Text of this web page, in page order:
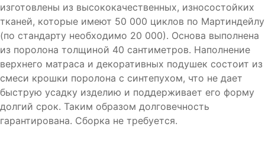
изготовлены из высококачественных, износостойких
тканей, которые имеют 50 000 циклов по Мартиндейлу
(по стандарту необходимо 20 000). Основа выполнена
из поролона толщиной 40 сантиметров. Наполнение
верхнего матраса и декоративных подушек состоит из
смеси крошки поролона с синтепухом, что не дает
быструю усадку изделию и поддерживает его форму
долгий срок. Таким образом долговечность
гарантирована. Сборка не требуется.